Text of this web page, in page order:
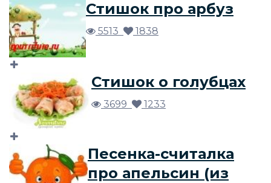
Стишок про арбуз
5513 1838
Стишок о голубцах
3699 1233
Песенка-считалка
про апельсин (из